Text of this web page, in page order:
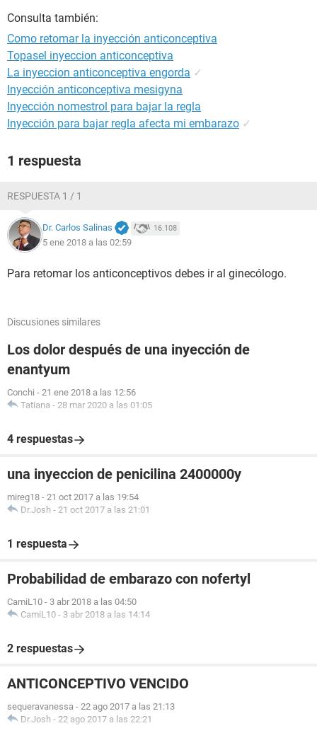
Consulta también:
Como retomar la inyección anticonceptiva
Topasel inyeccion anticonceptiva
La inyeccion anticonceptiva engorda ✓
Inyección anticonceptiva mesigyna
Inyección nomestrol para bajar la regla
Inyección para bajar regla afecta mi embarazo ✓
1 respuesta
RESPUESTA 1 / 1
Dr. Carlos Salinas 16.108
5 ene 2018 a las 02:59
Para retomar los anticonceptivos debes ir al ginecólogo.
Discusiones similares
Los dolor después de una inyección de
enantyum
Conchi - 21 ene 2018 a las 12:56
Tatiana - 28 mar 2020 a las 01:05
4 respuestas
una inyeccion de penicilina 2400000y
mireg18 - 21 oct 2017 a las 19:54
Dr.Josh - 21 oct 2017 a las 21:01
1 respuesta
Probabilidad de embarazo con nofertyl
CamiL10 - 3 abr 2018 a las 04:50
CamiL10 - 3 abr 2018 a las 14:14
2 respuestas
ANTICONCEPTIVO VENCIDO
sequeravanessa - 22 ago 2017 a las 21:13
Dr.Josh - 22 ago 2017 a las 22:21